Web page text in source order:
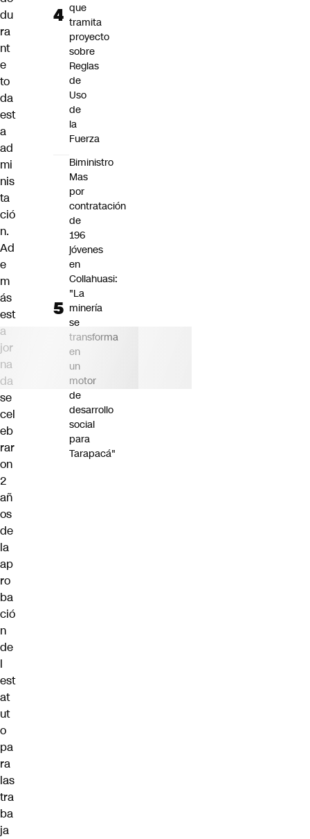
du
ra
nt
e
to
da
est
a
ad
mi
nis
ta
ció
n.
Ad
e
m
ás
est
a
jor
na
da
se
cel
eb
rar
on
2
añ
os
de
la
ap
ro
ba
ció
n
de
l
est
at
ut
o
pa
ra
las
tra
ba
ja
que
tramita
proyecto
sobre
Reglas
de
Uso
de
la
Fuerza
Biministro
Mas
por
contratación
de
196
jóvenes
en
Collahuasi:
"La
minería
se
transforma
en
un
motor
de
desarrollo
social
para
Tarapacá"